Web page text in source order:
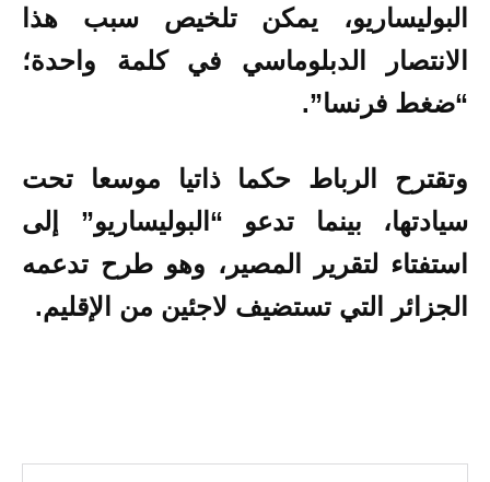
البوليساريو، يمكن تلخيص سبب هذا
الانتصار الدبلوماسي في كلمة واحدة؛
“ضغط فرنسا”.
وتقترح الرباط حكما ذاتيا موسعا تحت
سيادتها، بينما تدعو “البوليساريو” إلى
استفتاء لتقرير‎ المصير، وهو طرح تدعمه
الجزائر التي تستضيف لاجئين من الإقليم‎.